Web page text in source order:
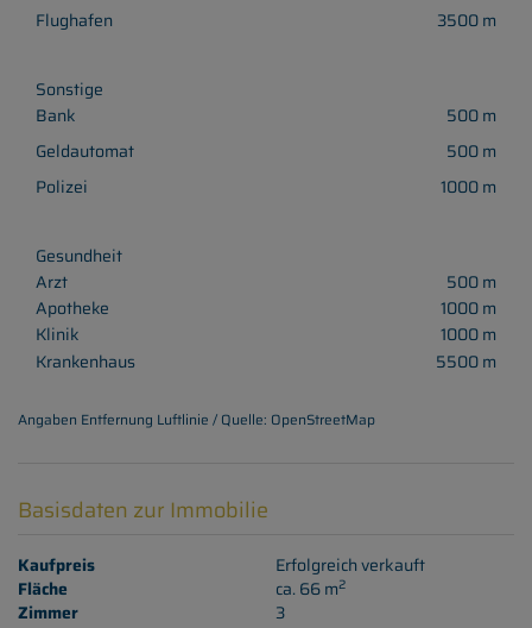
Flughafen
3500 m
Sonstige
Bank
500 m
Geldautomat
500 m
Polizei
1000 m
Gesundheit
Arzt
500 m
Apotheke
1000 m
Klinik
1000 m
Krankenhaus
5500 m
Angaben Entfernung Luftlinie / Quelle: OpenStreetMap
Basisdaten zur Immobilie
Kaufpreis
Erfolgreich verkauft
Fläche
ca. 66 m2
Zimmer 3